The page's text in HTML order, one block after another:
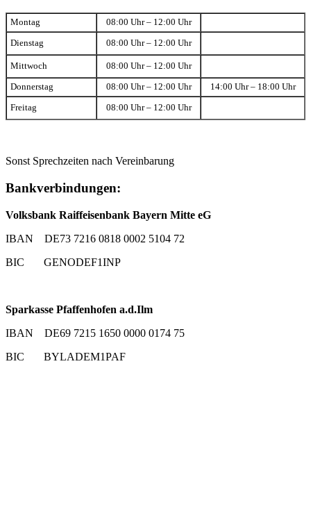
Montag 08:00 Uhr – 12:00 Uhr
Dienstag 08:00 Uhr – 12:00 Uhr
Mittwoch 08:00 Uhr – 12:00 Uhr
Donnerstag 08:00 Uhr – 12:00 Uhr 14:00 Uhr – 18:00 Uhr
Freitag 08:00 Uhr – 12:00 Uhr
Sonst Sprechzeiten nach Vereinbarung
Bankverbindungen:
Volksbank Raiffeisenbank Bayern Mitte eG
IBAN DE73 7216 0818 0002 5104 72
BIC GENODEF1INP
Sparkasse Pfaffenhofen a.d.Ilm
IBAN DE69 7215 1650 0000 0174 75
BIC BYLADEM1PAF